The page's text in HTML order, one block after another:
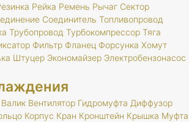
Рейка Ремень Рычаг Сектор
Соединитель Топливопровод
Трубопровод Турбокомпрессор Тяга
Фильтр Фланец Форсунка Хомут
Штуцер Экономайзер Электробензонасос
Валик Вентилятор Гидромуфта Диффузор
Корпус Кран Кронштейн Крышка Муфта